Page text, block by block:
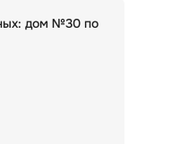
дом №30 по